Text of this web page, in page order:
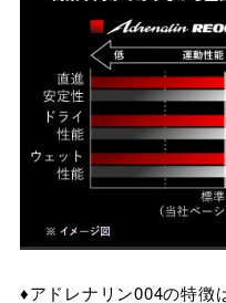
♦アドレナリン004の特徴